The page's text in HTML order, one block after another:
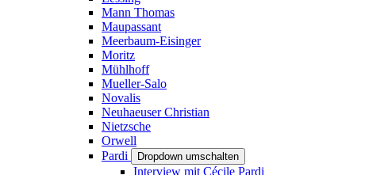
Mann Thomas
Maupassant
Meerbaum-Eisinger
Moritz
Mühlhoff
Mueller-Salo
Novalis
Neuhaeuser Christian
Nietzsche
Orwell
Pardi
Dropdown umschalten
Interview mit Cécile Pardi